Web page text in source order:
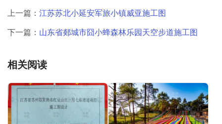
上一篇： 江苏苏北小延安军旅小镇威亚施工图
下一篇： 山东省郯城市囧小蜂森林乐园天空步道施工图
相关阅读